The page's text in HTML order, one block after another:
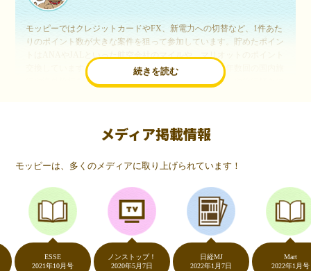
続きを読む
モッピーではクレジットカードやFX、新電力への切替など、1件あた
りのポイント数が大きな案件を狙って参加しています。貯めたポイン
交換しています。このようにすることで、ほぼ無料で年数回の国内旅
行や海外旅行を実現しています。モッピーは陸マイラーや旅行好きに
いつものネットショッピングが、モッピーでお得
（20代・女性）
友達に勧められてモッピーをはじめました。空いた時間にスマホで買
い物をすることが多いのですが、モッピーを経由するだけでショップ
のポイントとモッピーのポイントが二重で貯まることを知り、ビック
リ…！いつものネットショッピングをモッピーを経由するだけでポイ
ントが貯まるなんて…もっと早く教えてほしかった～！貯まったポイ
ントはギフト券に交換して、プチ贅沢を楽しんでます♪
メディア掲載情報
モッピーは、多くのメディアに取り上げられています！
2021年10月号
ノンストップ！
2020年5月7日
日経MJ
2022年1月7日
2022年1月号